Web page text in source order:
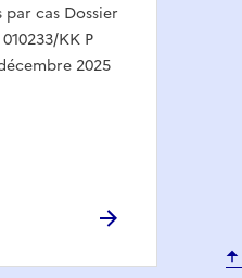
cas Dossier
KK P
2025